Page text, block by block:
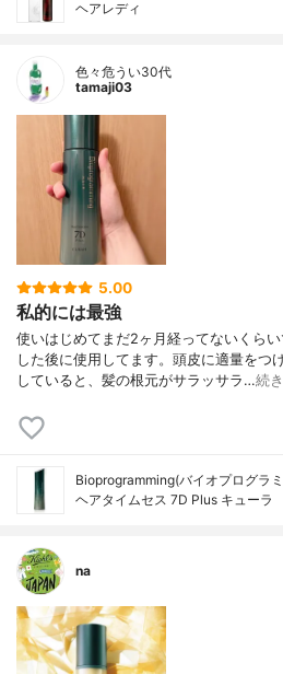
ヘアレディ
色々危うい30代
tamaji03
5.00
私的には最強
使いはじめてまだ2ヶ月経ってないくら
した後に使用してます。頭皮に適量をつ
していると、髪の根元がサラッサラ…続
Bioprogramming(バイオプログラ
ヘアタイムセス 7D Plus キューラ
na